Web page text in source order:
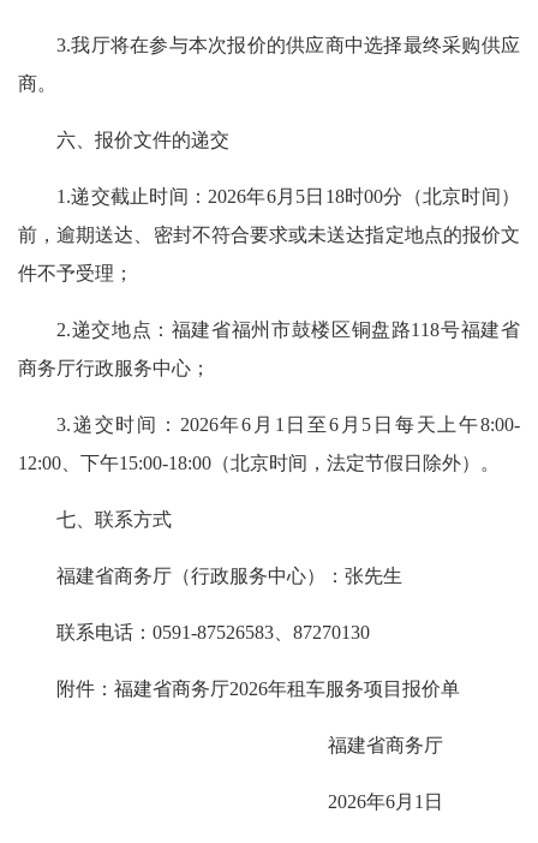
3.我厅将在参与本次报价的供应商中选择最终采购供应
商。
六、报价文件的递交
1.递交截止时间：2026年6月5日18时00分（北京时间）
前，逾期送达、密封不符合要求或未送达指定地点的报价文
件不予受理；
2.递交地点：福建省福州市鼓楼区铜盘路118号福建省
商务厅行政服务中心；
3.递交时间：2026年6月1日至6月5日每天上午8:00-
12:00、下午15:00-18:00（北京时间，法定节假日除外）。
七、联系方式
福建省商务厅（行政服务中心）：张先生
联系电话：0591-87526583、87270130
附件：福建省商务厅2026年租车服务项目报价单
福建省商务厅
2026年6月1日